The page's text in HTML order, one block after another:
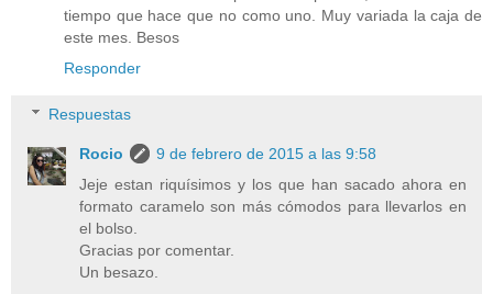
tiempo que hace que no como uno. Muy variada la caja de
este mes. Besos
Responder
Respuestas
Rocio
9 de febrero de 2015 a las 9:58
Jeje estan riquísimos y los que han sacado ahora en
formato caramelo son más cómodos para llevarlos en
el bolso.
Gracias por comentar.
Un besazo.